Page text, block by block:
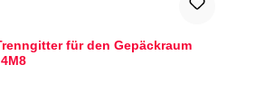
für den Gepäckraum